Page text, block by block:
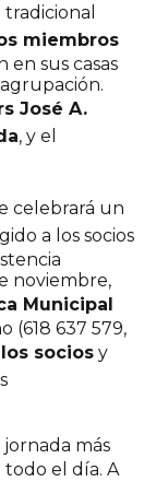
tradicional
miembros
en sus casas
José A.
, y el
celebrará un
a los socios
noviembre,
Municipal
(618 637 579,
socios y
jornada más
todo el día. A